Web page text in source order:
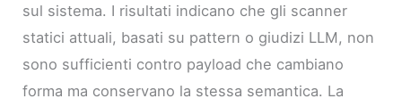
sul sistema. I risultati indicano che gli scanner
statici attuali, basati su pattern o giudizi LLM, non
sono sufficienti contro payload che cambiano
forma ma conservano la stessa semantica. La